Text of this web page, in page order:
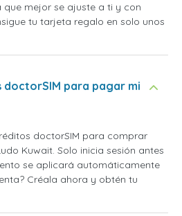
mejor se ajuste a ti y con
tu tarjeta regalo en solo unos
doctorSIM para pagar mi
doctorSIM para comprar
Kuwait. Solo inicia sesión antes
se aplicará automáticamente
Créala ahora y obtén tu